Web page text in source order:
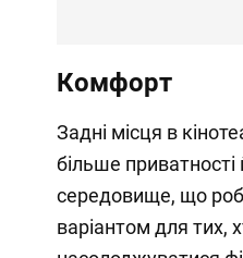
Комфорт
Задні місця в
більше приватності
середовище, що
варіантом для тих,